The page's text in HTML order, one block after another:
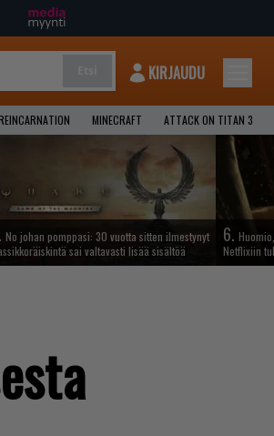
KIRJAUDU
MINECRAFT ATTACK ON TITAN 3
No johan pomppasi: 30 vuotta sitten ilmestynyt
sai valtavasti lisää sisältöä
6.
Netflixiin